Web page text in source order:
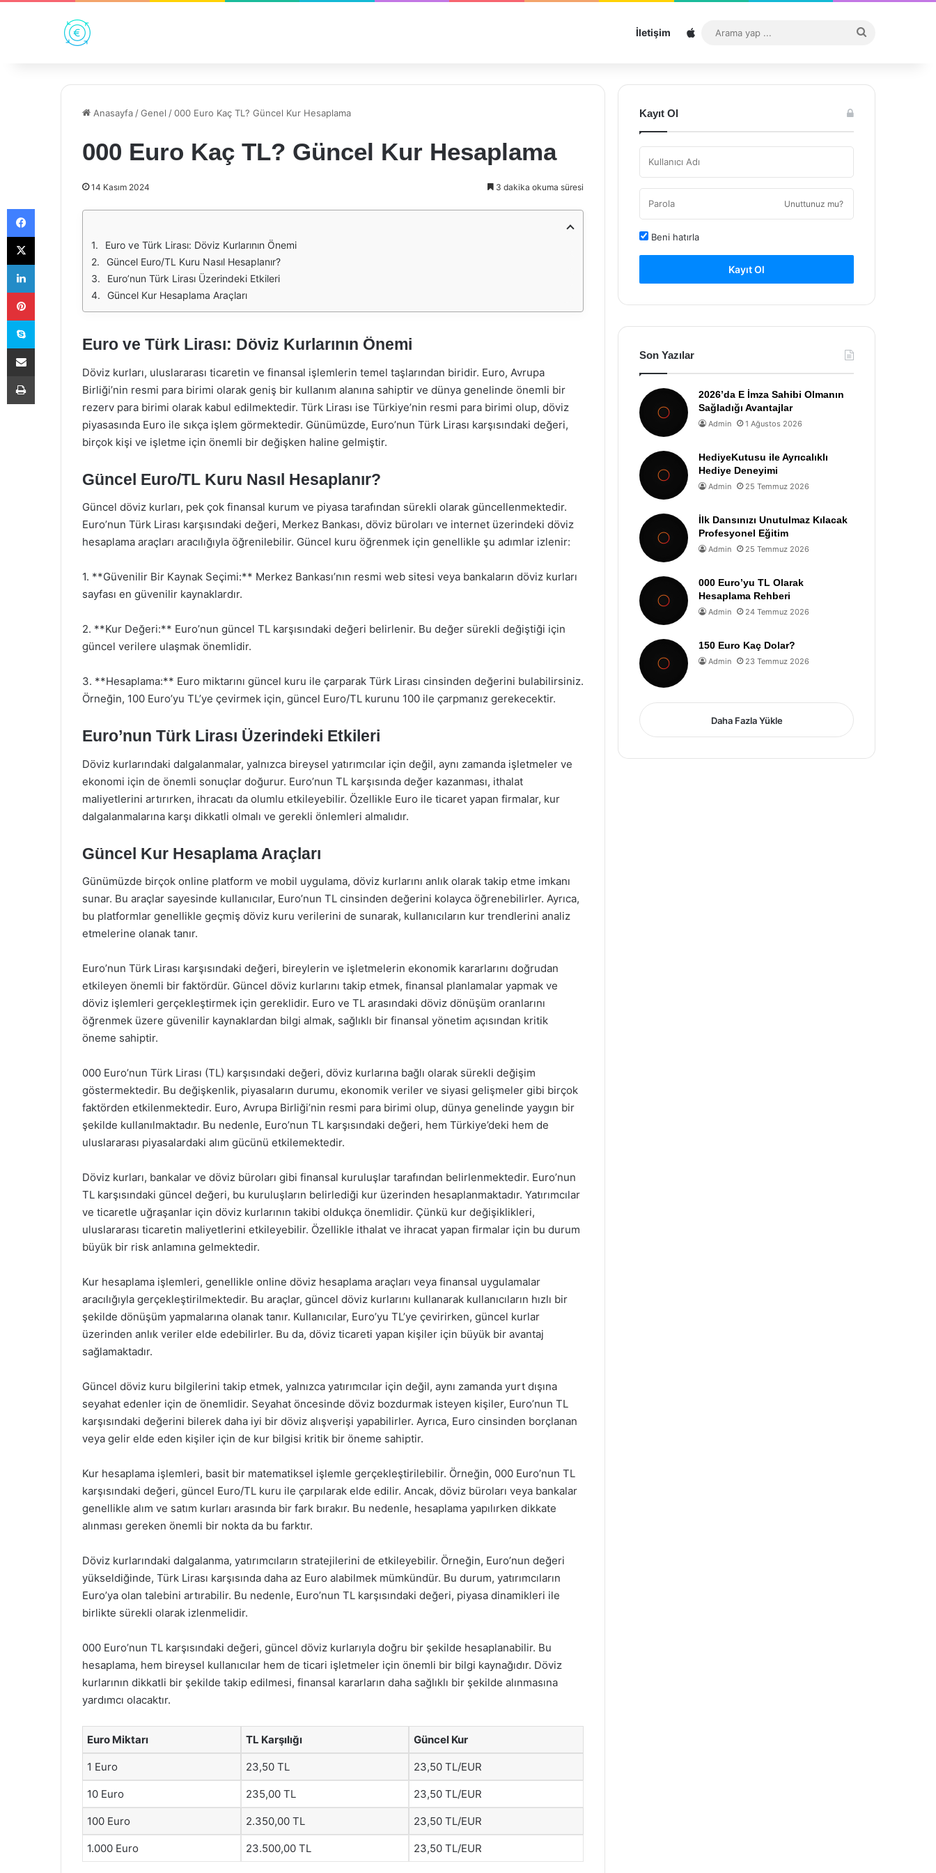
İletişim Sitemap
...
Anasayfa /Genel /000 Euro Kaç TL? Güncel Kur Hesaplama
000 Euro Kaç TL? Güncel Kur Hesaplama
14 Kasım 2024 3 dakika okuma süresi
Euro ve Türk Lirası: Döviz Kurlarının Önemi
Güncel Euro/TL Kuru Nasıl Hesaplanır?
Euro’nun Türk Lirası Üzerindeki Etkileri
Güncel Kur Hesaplama Araçları
Euro ve Türk Lirası: Döviz Kurlarının Önemi
Döviz kurları, uluslararası ticaretin ve finansal işlemlerin temel taşlarından biridir. Euro, Avrupa
Birliği’nin resmi para birimi olarak geniş bir kullanım alanına sahiptir ve dünya genelinde önemli bir
rezerv para birimi olarak kabul edilmektedir. Türk Lirası ise Türkiye’nin resmi para birimi olup, döviz
piyasasında Euro ile sıkça işlem görmektedir. Günümüzde, Euro’nun Türk Lirası karşısındaki değeri,
birçok kişi ve işletme için önemli bir değişken haline gelmiştir.
Güncel Euro/TL Kuru Nasıl Hesaplanır?
Güncel döviz kurları, pek çok finansal kurum ve piyasa tarafından sürekli olarak güncellenmektedir.
Euro’nun Türk Lirası karşısındaki değeri, Merkez Bankası, döviz büroları ve internet üzerindeki döviz
hesaplama araçları aracılığıyla öğrenilebilir. Güncel kuru öğrenmek için genellikle şu adımlar izlenir:
1. **Güvenilir Bir Kaynak Seçimi:** Merkez Bankası’nın resmi web sitesi veya bankaların döviz kurları
sayfası en güvenilir kaynaklardır.
2. **Kur Değeri:** Euro’nun güncel TL karşısındaki değeri belirlenir. Bu değer sürekli değiştiği için
güncel verilere ulaşmak önemlidir.
3. **Hesaplama:** Euro miktarını güncel kuru ile çarparak Türk Lirası cinsinden değerini bulabilirsiniz.
Örneğin, 100 Euro’yu TL’ye çevirmek için, güncel Euro/TL kurunu 100 ile çarpmanız gerekecektir.
Euro’nun Türk Lirası Üzerindeki Etkileri
Döviz kurlarındaki dalgalanmalar, yalnızca bireysel yatırımcılar için değil, aynı zamanda işletmeler ve
ekonomi için de önemli sonuçlar doğurur. Euro’nun TL karşısında değer kazanması, ithalat
maliyetlerini artırırken, ihracatı da olumlu etkileyebilir. Özellikle Euro ile ticaret yapan firmalar, kur
dalgalanmalarına karşı dikkatli olmalı ve gerekli önlemleri almalıdır.
Güncel Kur Hesaplama Araçları
Günümüzde birçok online platform ve mobil uygulama, döviz kurlarını anlık olarak takip etme imkanı
sunar. Bu araçlar sayesinde kullanıcılar, Euro’nun TL cinsinden değerini kolayca öğrenebilirler. Ayrıca,
bu platformlar genellikle geçmiş döviz kuru verilerini de sunarak, kullanıcıların kur trendlerini analiz
etmelerine olanak tanır.
Euro’nun Türk Lirası karşısındaki değeri, bireylerin ve işletmelerin ekonomik kararlarını doğrudan
etkileyen önemli bir faktördür. Güncel döviz kurlarını takip etmek, finansal planlamalar yapmak ve
döviz işlemleri gerçekleştirmek için gereklidir. Euro ve TL arasındaki döviz dönüşüm oranlarını
öğrenmek üzere güvenilir kaynaklardan bilgi almak, sağlıklı bir finansal yönetim açısından kritik
öneme sahiptir.
000 Euro’nun Türk Lirası (TL) karşısındaki değeri, döviz kurlarına bağlı olarak sürekli değişim
göstermektedir. Bu değişkenlik, piyasaların durumu, ekonomik veriler ve siyasi gelişmeler gibi birçok
faktörden etkilenmektedir. Euro, Avrupa Birliği’nin resmi para birimi olup, dünya genelinde yaygın bir
şekilde kullanılmaktadır. Bu nedenle, Euro’nun TL karşısındaki değeri, hem Türkiye’deki hem de
uluslararası piyasalardaki alım gücünü etkilemektedir.
Döviz kurları, bankalar ve döviz büroları gibi finansal kuruluşlar tarafından belirlenmektedir. Euro’nun
TL karşısındaki güncel değeri, bu kuruluşların belirlediği kur üzerinden hesaplanmaktadır. Yatırımcılar
ve ticaretle uğraşanlar için döviz kurlarının takibi oldukça önemlidir. Çünkü kur değişiklikleri,
uluslararası ticaretin maliyetlerini etkileyebilir. Özellikle ithalat ve ihracat yapan firmalar için bu durum
büyük bir risk anlamına gelmektedir.
Kur hesaplama işlemleri, genellikle online döviz hesaplama araçları veya finansal uygulamalar
aracılığıyla gerçekleştirilmektedir. Bu araçlar, güncel döviz kurlarını kullanarak kullanıcıların hızlı bir
şekilde dönüşüm yapmalarına olanak tanır. Kullanıcılar, Euro’yu TL’ye çevirirken, güncel kurlar
üzerinden anlık veriler elde edebilirler. Bu da, döviz ticareti yapan kişiler için büyük bir avantaj
sağlamaktadır.
Güncel döviz kuru bilgilerini takip etmek, yalnızca yatırımcılar için değil, aynı zamanda yurt dışına
seyahat edenler için de önemlidir. Seyahat öncesinde döviz bozdurmak isteyen kişiler, Euro’nun TL
karşısındaki değerini bilerek daha iyi bir döviz alışverişi yapabilirler. Ayrıca, Euro cinsinden borçlanan
veya gelir elde eden kişiler için de kur bilgisi kritik bir öneme sahiptir.
Kur hesaplama işlemleri, basit bir matematiksel işlemle gerçekleştirilebilir. Örneğin, 000 Euro’nun TL
karşısındaki değeri, güncel Euro/TL kuru ile çarpılarak elde edilir. Ancak, döviz büroları veya bankalar
genellikle alım ve satım kurları arasında bir fark bırakır. Bu nedenle, hesaplama yapılırken dikkate
alınması gereken önemli bir nokta da bu farktır.
Döviz kurlarındaki dalgalanma, yatırımcıların stratejilerini de etkileyebilir. Örneğin, Euro’nun değeri
yükseldiğinde, Türk Lirası karşısında daha az Euro alabilmek mümkündür. Bu durum, yatırımcıların
Euro’ya olan talebini artırabilir. Bu nedenle, Euro’nun TL karşısındaki değeri, piyasa dinamikleri ile
birlikte sürekli olarak izlenmelidir.
000 Euro’nun TL karşısındaki değeri, güncel döviz kurlarıyla doğru bir şekilde hesaplanabilir. Bu
hesaplama, hem bireysel kullanıcılar hem de ticari işletmeler için önemli bir bilgi kaynağıdır. Döviz
kurlarının dikkatli bir şekilde takip edilmesi, finansal kararların daha sağlıklı bir şekilde alınmasına
yardımcı olacaktır.
Euro Miktarı TL Karşılığı Güncel Kur
1 Euro 23,50 TL 23,50 TL/EUR
10 Euro 235,00 TL 23,50 TL/EUR
100 Euro 2.350,00 TL 23,50 TL/EUR
1.000 Euro 23.500,00 TL 23,50 TL/EUR
Kayıt Ol
Unuttunuz mu?
Beni hatırla
Kayıt Ol
Son Yazılar
2026’da E İmza Sahibi Olmanın
Sağladığı Avantajlar
Admin 1 Ağustos 2026
HediyeKutusu ile Ayrıcalıklı
Hediye Deneyimi
Admin 25 Temmuz 2026
İlk Dansınızı Unutulmaz Kılacak
Profesyonel Eğitim
Admin 25 Temmuz 2026
000 Euro’yu TL Olarak
Hesaplama Rehberi
Admin 24 Temmuz 2026
150 Euro Kaç Dolar?
Admin 23 Temmuz 2026
Daha Fazla Yükle
Facebook
X
LinkedIn
Pinterest
Skype
E-Posta ile paylaş